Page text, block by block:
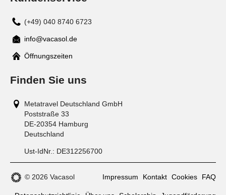
(+49) 040 8740 6723
Mail
info@vacasol.de
Öffnungszeiten
Finden Sie uns
Metatravel Deutschland GmbH
Poststraße 33
DE-20354 Hamburg
Deutschland
Ust-IdNr.: DE312256700
© 2026 Vacasol Impressum Kontakt Cookies FAQ